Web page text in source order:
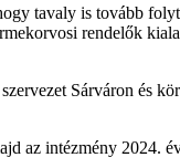
tavaly is tovább
rendelők
Sárváron és
az intézmény 2024.